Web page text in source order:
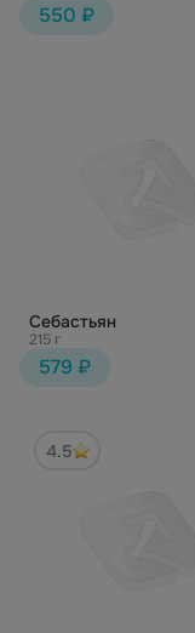
550 ₽
Себастьян
215 г
579 ₽
4.5